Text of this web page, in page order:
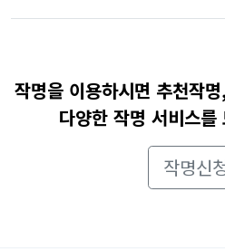
작명을 이용하시면 추천작
다양한 작명 서비스
작명신